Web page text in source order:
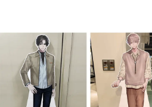
2.5次元 配信・Vtuber
最新記事一覧
アニメ記事一覧